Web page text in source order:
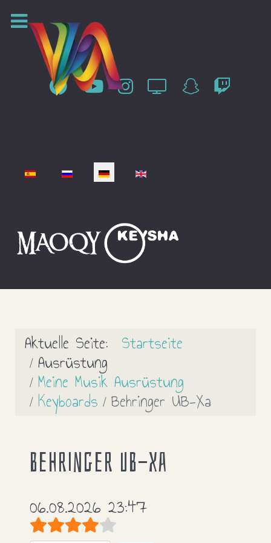
Sprache auswählen
Aktuelle Seite: Startseite
Ausrüstung
Meine Musik Ausrüstung
Keyboards Behringer UB-Xa
Behringer UB-Xa
06.08.2026 23:47
Bewertung:4/